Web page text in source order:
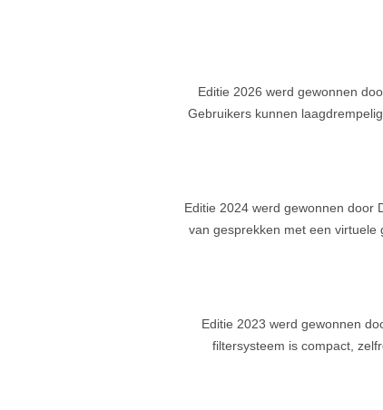
Editie 2026 werd gewonnen
Gebruikers kunnen
Editie 2024 werd gewonnen door
van gesprekken met een virtuele
Editie 2023 werd gewonnen
filtersysteem is compact,